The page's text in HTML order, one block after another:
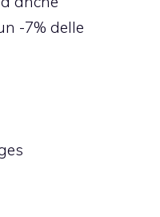
-7% delle